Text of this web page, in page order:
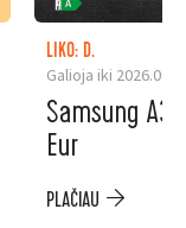
LIKO: D.
Galioja iki
Samsung
Eur
PLAČIAU